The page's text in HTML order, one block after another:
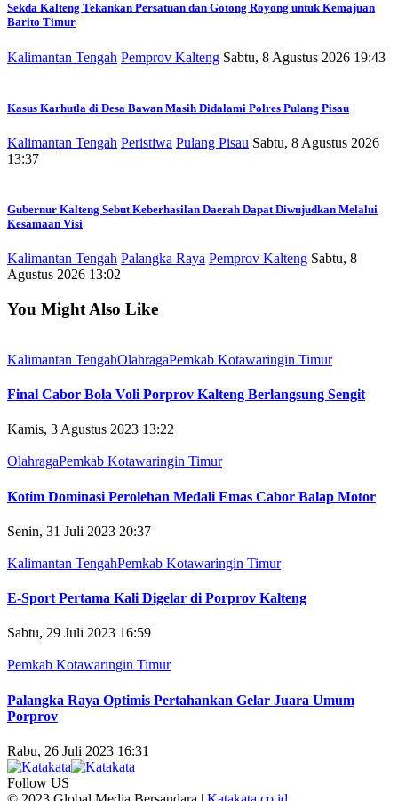
Sekda Kalteng Tekankan Persatuan dan Gotong Royong untuk Kemajuan
Barito Timur
Kalimantan Tengah Pemprov Kalteng Sabtu, 8 Agustus 2026 19:43
Kasus Karhutla di Desa Bawan Masih Didalami Polres Pulang Pisau
Kalimantan Tengah Peristiwa Pulang Pisau Sabtu, 8 Agustus 2026
13:37
Gubernur Kalteng Sebut Keberhasilan Daerah Dapat Diwujudkan Melalui
Kesamaan Visi
Kalimantan Tengah Palangka Raya Pemprov Kalteng Sabtu, 8
Agustus 2026 13:02
You Might Also Like
Kalimantan TengahOlahragaPemkab Kotawaringin Timur
Final Cabor Bola Voli Porprov Kalteng Berlangsung Sengit
Kamis, 3 Agustus 2023 13:22
OlahragaPemkab Kotawaringin Timur
Kotim Dominasi Perolehan Medali Emas Cabor Balap Motor
Senin, 31 Juli 2023 20:37
Kalimantan TengahPemkab Kotawaringin Timur
E-Sport Pertama Kali Digelar di Porprov Kalteng
Sabtu, 29 Juli 2023 16:59
Pemkab Kotawaringin Timur
Palangka Raya Optimis Pertahankan Gelar Juara Umum
Porprov
Rabu, 26 Juli 2023 16:31
Follow US